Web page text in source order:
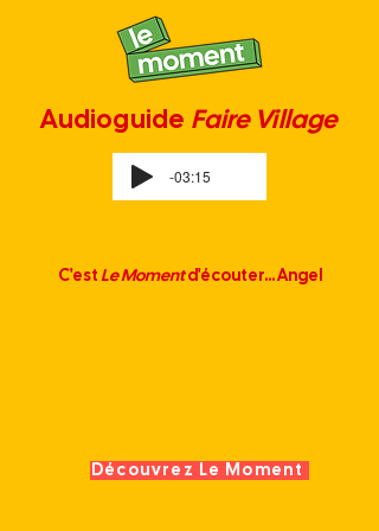
Audioguide Faire Village
-03:15
C'est Le Momentd'écouter... Angel
Découvrez Le Moment